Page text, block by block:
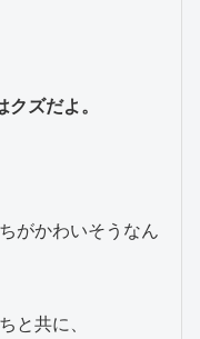
ズだよ。
がかわいそうなん
と共に、